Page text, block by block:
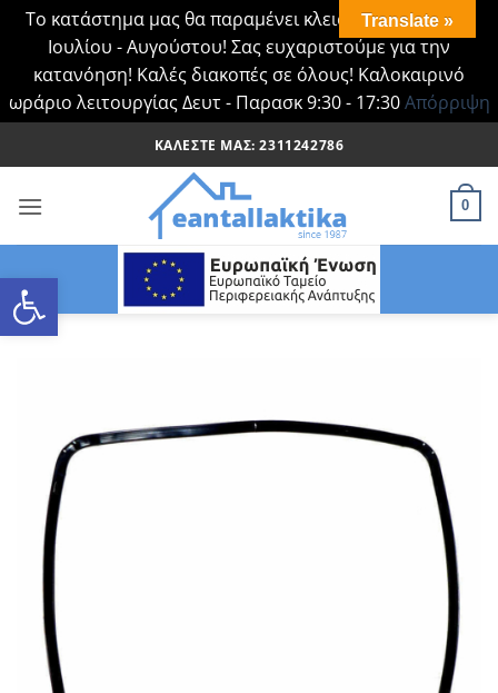
Ανοίξτε τη γραμμή εργαλείων
Το κατάστημα μας θα παραμένει κλειστό Τα Σάββατα
Ιουλίου - Αυγούστου! Σας ευχαριστούμε για την
κατανόηση! Καλές διακοπές σε όλους! Καλοκαιρινό
ωράριο λειτουργίας Δευτ - Παρασκ 9:30 - 17:30Απόρριψη
στο
ΚΑΛΈΣΤΕ ΜΑΣ: 2311242786
0
Translate »